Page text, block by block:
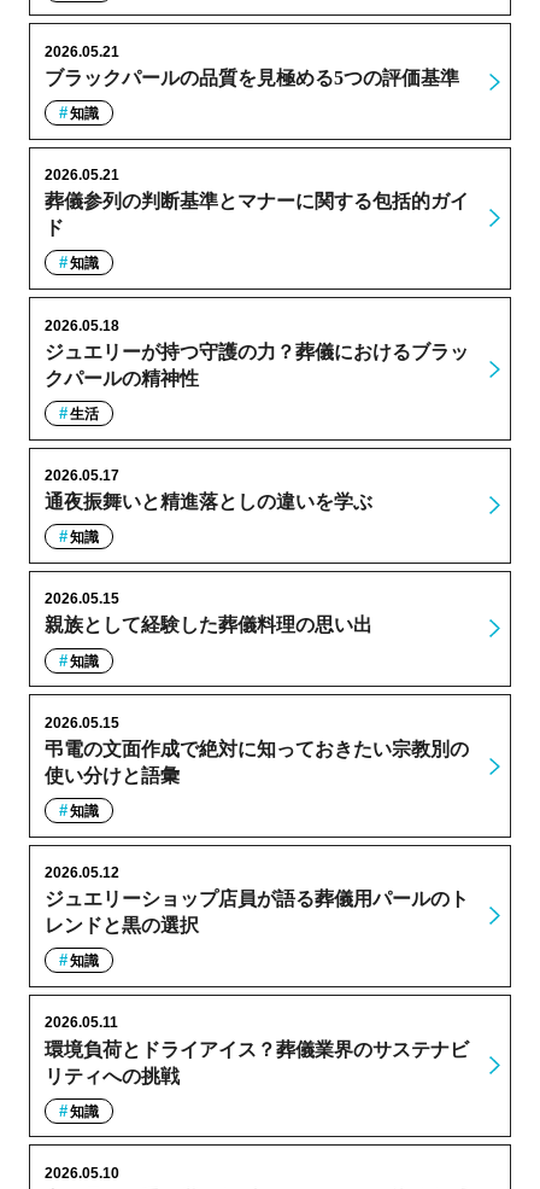
ブラックパールの品質を見極める5つの評価基準
2026.05.21
知識
葬儀参列の判断基準とマナーに関する包括的ガイ
ド
2026.05.21
知識
ジュエリーが持つ守護の力？葬儀におけるブラッ
クパールの精神性
2026.05.18
生活
通夜振舞いと精進落としの違いを学ぶ
2026.05.17
知識
親族として経験した葬儀料理の思い出
2026.05.15
知識
弔電の文面作成で絶対に知っておきたい宗教別の
使い分けと語彙
2026.05.15
知識
ジュエリーショップ店員が語る葬儀用パールのト
レンドと黒の選択
2026.05.12
知識
環境負荷とドライアイス？葬儀業界のサステナビ
リティへの挑戦
2026.05.11
知識
2026.05.10